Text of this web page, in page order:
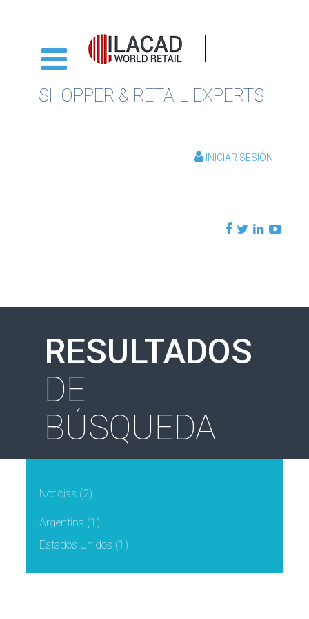
SHOPPER & RETAIL EXPERTS
INICIAR SESIÓN
RESULTADOS
DE
BÚSQUEDA
Noticias (2)
Argentina (1)
Estados Unidos (1)